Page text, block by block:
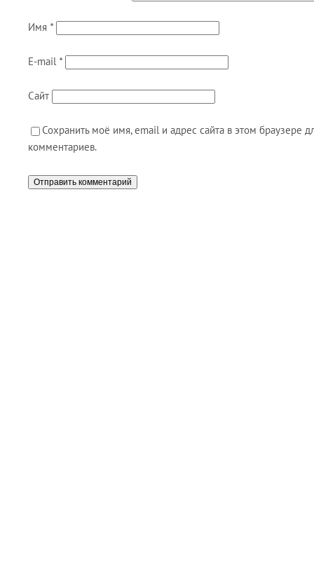
Имя *
E-mail *
Сайт
Сохранить моё имя, email и адрес сайта в этом браузере
комментариев.